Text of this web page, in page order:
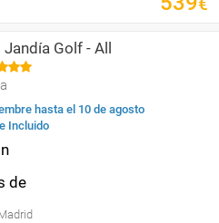
Golf - All
hasta el 10 de agosto
Incluido